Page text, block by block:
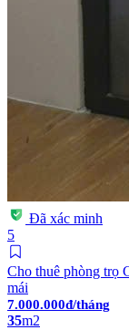
Đã xác minh
5
Cho thuê phòng trọ
mái
7.000.000đ/tháng
35m2